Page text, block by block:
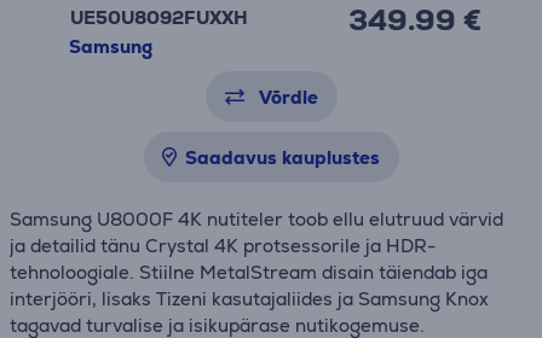
UE50U8092FUXXH
Samsung
349.99 €
Võrdle
Saadavus kauplustes
Samsung U8000F 4K nutiteler toob ellu elutruud värvid
ja detailid tänu Crystal 4K protsessorile ja HDR-
tehnoloogiale. Stiilne MetalStream disain täiendab iga
interjööri, lisaks Tizeni kasutajaliides ja Samsung Knox
tagavad turvalise ja isikupärase nutikogemuse.